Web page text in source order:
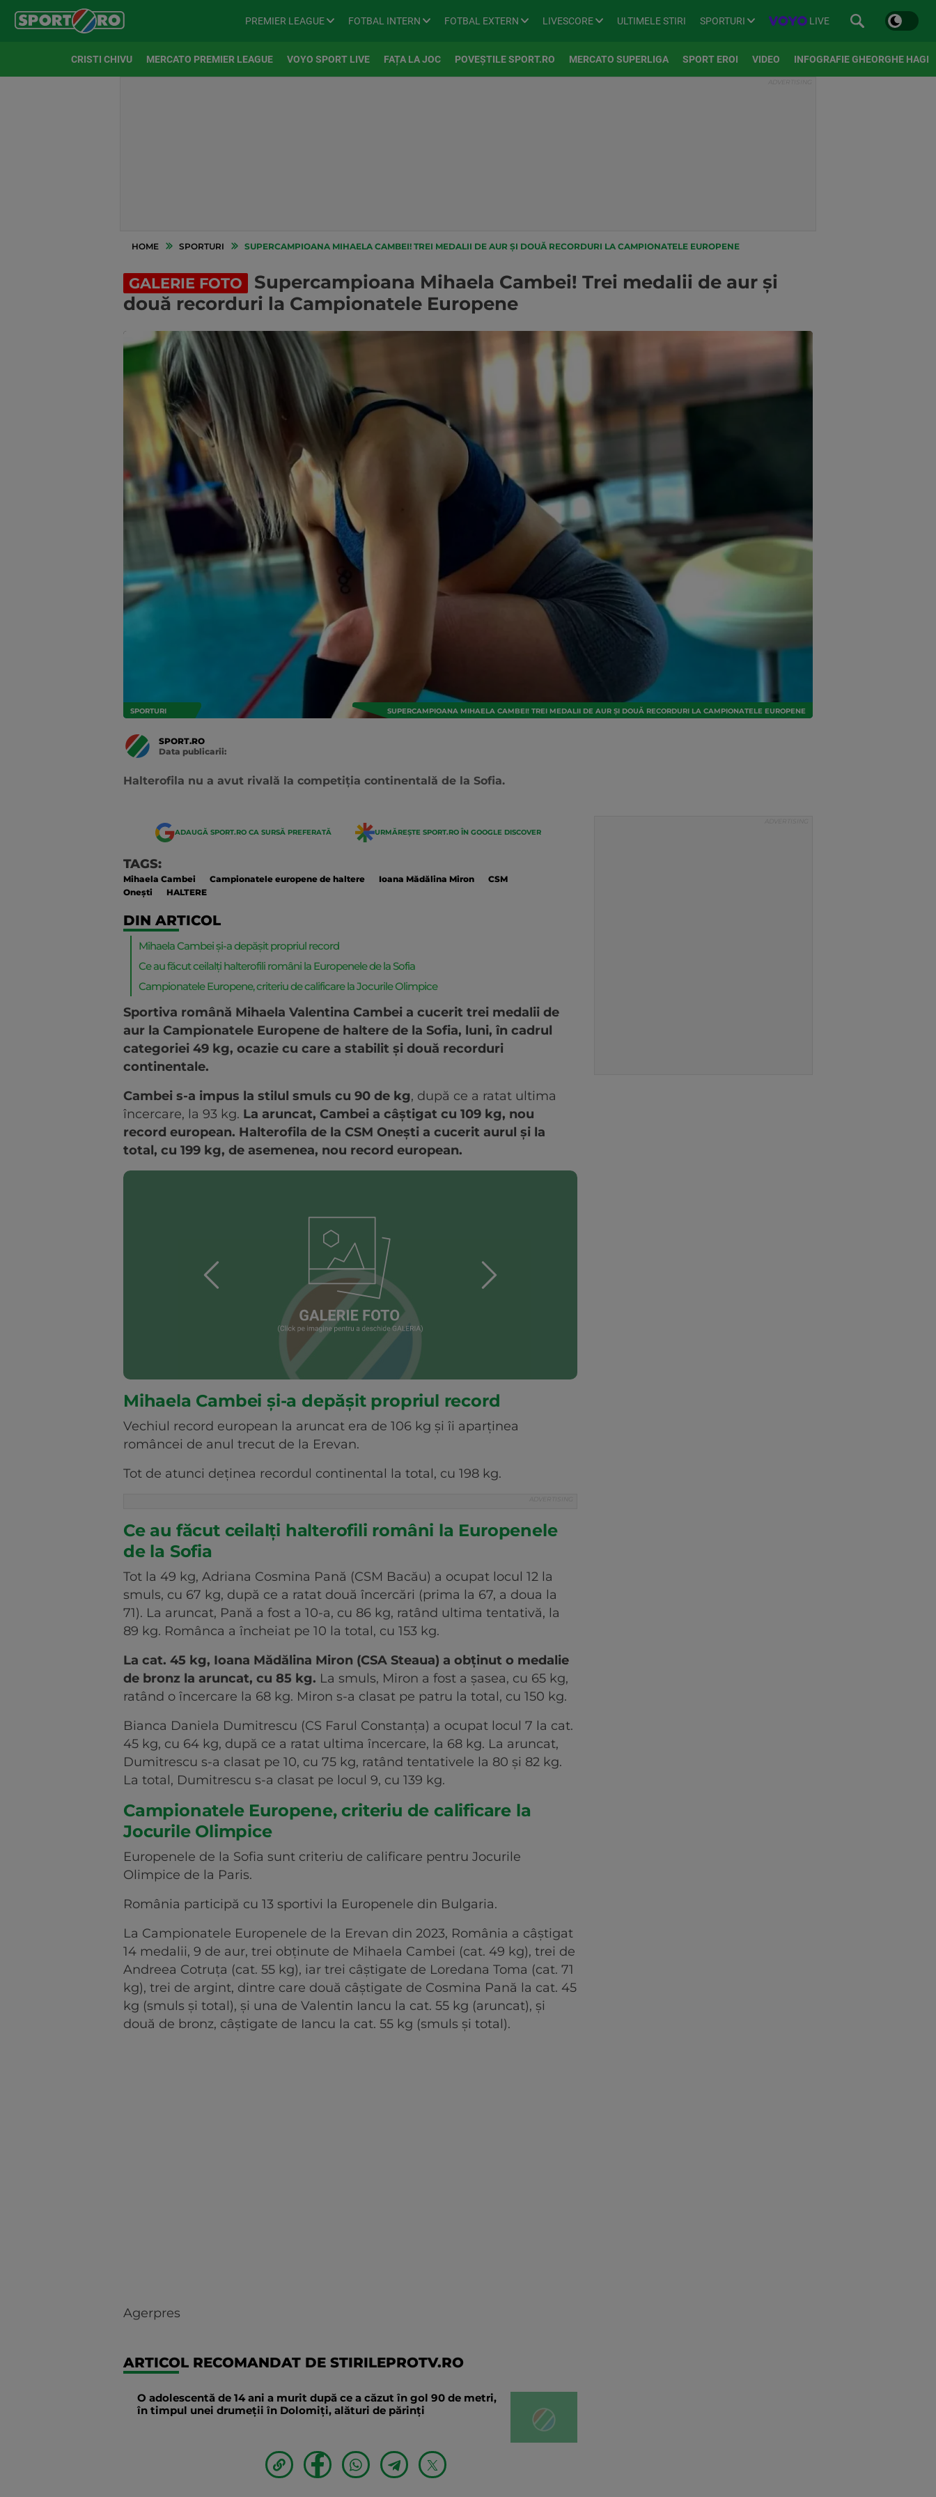
PREMIER LEAGUE FOTBAL INTERN FOTBAL EXTERN LIVESCORE ULTIMELE STIRI SPORTURI LIVE
CRISTI CHIVU MERCATO PREMIER LEAGUE VOYO SPORT LIVE FAȚA LA JOC POVEȘTILE SPORT.RO MERCATO SUPERLIGA SPORT EROI VIDEO INFOGRAFIE GHEORGHE HAGI
HOME SPORTURI SUPERCAMPIOANA MIHAELA CAMBEI! TREI MEDALII DE AUR ȘI DOUĂ RECORDURI LA CAMPIONATELE EUROPENE
GALERIE FOTO
Supercampioana Mihaela Cambei! Trei medalii de aur și
două recorduri la Campionatele Europene
SPORTURI SUPERCAMPIOANA MIHAELA CAMBEI! TREI MEDALII DE AUR ȘI DOUĂ RECORDURI LA CAMPIONATELE EUROPENE
SPORT.RO
Data publicarii:
Halterofila nu a avut rivală la competiția continentală de la Sofia.
ADAUGĂ SPORT.RO CA SURSĂ PREFERATĂ URMĂREȘTE SPORT.RO ÎN GOOGLE DISCOVER
TAGS:
Mihaela Cambei Campionatele europene de haltere Ioana Mădălina Miron
CSM
Oneşti
HALTERE
DIN ARTICOL
Mihaela Cambei și-a depășit propriul record
Ce au făcut ceilalți halterofili români la Europenele de la Sofia
Campionatele Europene, criteriu de calificare la Jocurile Olimpice
Sportiva română Mihaela Valentina Cambei a cucerit trei medalii de
aur la Campionatele Europene de haltere de la Sofia, luni, în cadrul
categoriei 49 kg, ocazie cu care a stabilit şi două recorduri
continentale.
Cambei s-a impus la stilul smuls cu 90 de kg, după ce a ratat ultima
încercare, la 93 kg. La aruncat, Cambei a câştigat cu 109 kg, nou
record european. Halterofila de la CSM Oneşti a cucerit aurul şi la
total, cu 199 kg, de asemenea, nou record european.
Mihaela Cambei și-a depășit propriul record
Vechiul record european la aruncat era de 106 kg şi îi aparţinea
româncei de anul trecut de la Erevan.
Tot de atunci deţinea recordul continental la total, cu 198 kg.
Ce au făcut ceilalți halterofili români la Europenele
de la Sofia
Tot la 49 kg, Adriana Cosmina Pană (CSM Bacău) a ocupat locul 12 la
smuls, cu 67 kg, după ce a ratat două încercări (prima la 67, a doua la
71). La aruncat, Pană a fost a 10-a, cu 86 kg, ratând ultima tentativă, la
89 kg. Românca a încheiat pe 10 la total, cu 153 kg.
La cat. 45 kg, Ioana Mădălina Miron (CSA Steaua) a obţinut o medalie
de bronz la aruncat, cu 85 kg. La smuls, Miron a fost a şasea, cu 65 kg,
ratând o încercare la 68 kg. Miron s-a clasat pe patru la total, cu 150 kg.
Bianca Daniela Dumitrescu (CS Farul Constanţa) a ocupat locul 7 la cat.
45 kg, cu 64 kg, după ce a ratat ultima încercare, la 68 kg. La aruncat,
Dumitrescu s-a clasat pe 10, cu 75 kg, ratând tentativele la 80 şi 82 kg.
La total, Dumitrescu s-a clasat pe locul 9, cu 139 kg.
Campionatele Europene, criteriu de calificare la
Jocurile Olimpice
Europenele de la Sofia sunt criteriu de calificare pentru Jocurile
Olimpice de la Paris.
România participă cu 13 sportivi la Europenele din Bulgaria.
La Campionatele Europenele de la Erevan din 2023, România a câştigat
14 medalii, 9 de aur, trei obţinute de Mihaela Cambei (cat. 49 kg), trei de
Andreea Cotruţa (cat. 55 kg), iar trei câştigate de Loredana Toma (cat. 71
kg), trei de argint, dintre care două câştigate de Cosmina Pană la cat. 45
kg (smuls şi total), şi una de Valentin Iancu la cat. 55 kg (aruncat), şi
două de bronz, câştigate de Iancu la cat. 55 kg (smuls şi total).
Agerpres
ARTICOL RECOMANDAT DE STIRILEPROTV.RO
O adolescentă de 14 ani a murit după ce a căzut în gol 90 de metri,
în timpul unei drumeții în Dolomiți, alături de părinți